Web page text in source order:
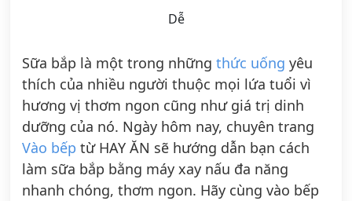
Dễ
Sữa bắp là một trong những thức uống yêu
thích của nhiều người thuộc mọi lứa tuổi vì
hương vị thơm ngon cũng như giá trị dinh
dưỡng của nó. Ngày hôm nay, chuyên trang
Vào bếp từ HAY ĂN sẽ hướng dẫn bạn cách
làm sữa bắp bằng máy xay nấu đa năng
nhanh chóng, thơm ngon. Hãy cùng vào bếp